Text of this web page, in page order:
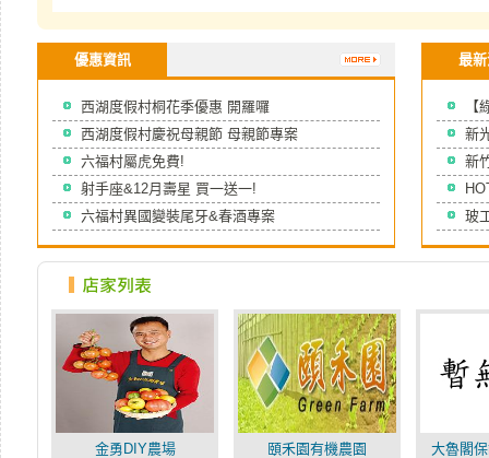
優惠資訊
西湖度假村桐花季優惠 開羅囉
西湖度假村慶祝母親節 母親節專案
六福村屬虎免費!
射手座&12月壽星 買一送一!
六福村異國變裝尾牙&春酒專案
最
新
新
玻
金勇DIY農場 頤禾園有機農園
大魯閣